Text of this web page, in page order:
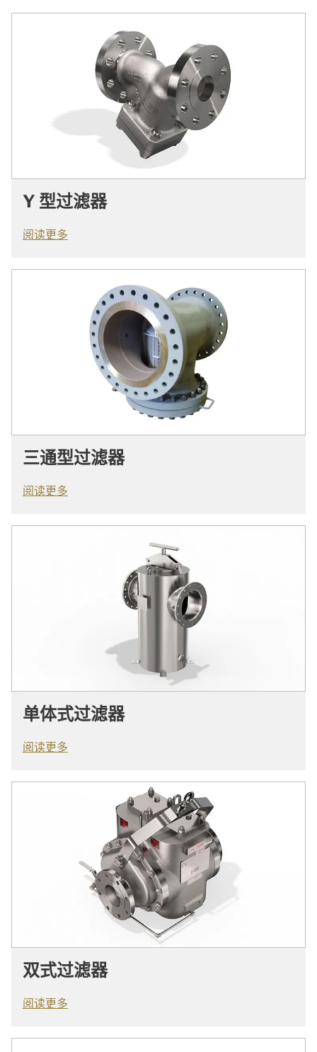
Y 型过滤器
阅读更多
三通型过滤器
阅读更多
单体式过滤器
阅读更多
双式过滤器
阅读更多